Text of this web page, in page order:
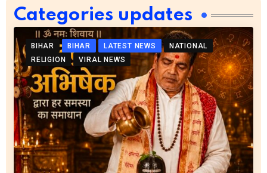
Categories updates
BIHAR BIHAR LATEST NEWS
NATIONAL
RELIGION
VIRAL NEWS